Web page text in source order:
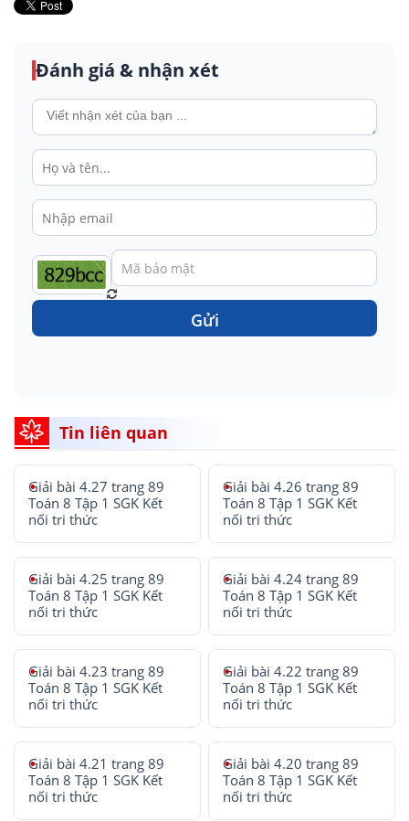
Đánh giá & nhận xét
Gửi
Tin liên quan
Giải bài 4.27 trang 89
Toán 8 Tập 1 SGK Kết
nối tri thức
Giải bài 4.26 trang 89
Toán 8 Tập 1 SGK Kết
nối tri thức
Giải bài 4.25 trang 89
Toán 8 Tập 1 SGK Kết
nối tri thức
Giải bài 4.24 trang 89
Toán 8 Tập 1 SGK Kết
nối tri thức
Giải bài 4.23 trang 89
Toán 8 Tập 1 SGK Kết
nối tri thức
Giải bài 4.22 trang 89
Toán 8 Tập 1 SGK Kết
nối tri thức
Giải bài 4.21 trang 89
Toán 8 Tập 1 SGK Kết
nối tri thức
Giải bài 4.20 trang 89
Toán 8 Tập 1 SGK Kết
nối tri thức